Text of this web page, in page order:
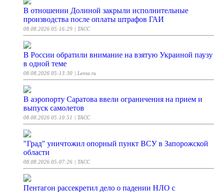
В отношении Долиной закрыли исполнительные
производства после оплаты штрафов ГАИ
08.08.2026 05:16:29 | ТАСС
В России обратили внимание на взятую Украиной паузу
в одной теме
08.08.2026 05:13:30 | Lenta.ru
В аэропорту Саратова ввели ограничения на прием и
выпуск самолетов
08.08.2026 05:10:51 | ТАСС
"Град" уничтожил опорный пункт ВСУ в Запорожской
области
08.08.2026 05:07:26 | ТАСС
Пентагон рассекретил дело о падении НЛО с